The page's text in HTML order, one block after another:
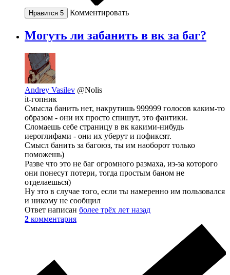
Нравится 5 Комментировать
Могуть ли забанить в вк за баг?
Andrey Vasilev @Nolis
it-гопник
Смысла банить нет, накрутишь 999999 голосов каким-то
образом - они их просто спишут, это фантики.
Сломаешь себе страницу в вк какими-нибудь
иероглифами - они их уберут и пофиксят.
Смысл банить за багоюз, ты им наоборот только
поможешь)
Разве что это не баг огромного размаха, из-за которого
они понесут потери, тогда простым баном не
отделаешься)
Ну это в случае того, если ты намеренно им пользовался
и никому не сообщил
Ответ написан более трёх лет назад
2 комментария